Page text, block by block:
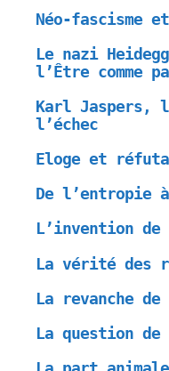
Néo-fascisme
Le nazi
l’Être comme
Karl Jaspers,
l’échec
Eloge et
De l’entropie
L’invention de
La vérité des
La revanche
La question